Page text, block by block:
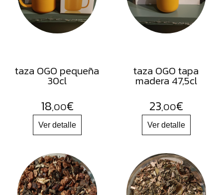
FRUTOS
SECOS
SAL
HARINAS
ACEITES
FLORES
PRODUCTOS
ACCESORIOS
ALIMENTOS
DESHIDRATADOS
taza OGO pequeña
30cl
18,00€
taza OGO tapa
madera 47,5cl
23,00€